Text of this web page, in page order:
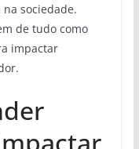
na sociedade.
de tudo como
impactar